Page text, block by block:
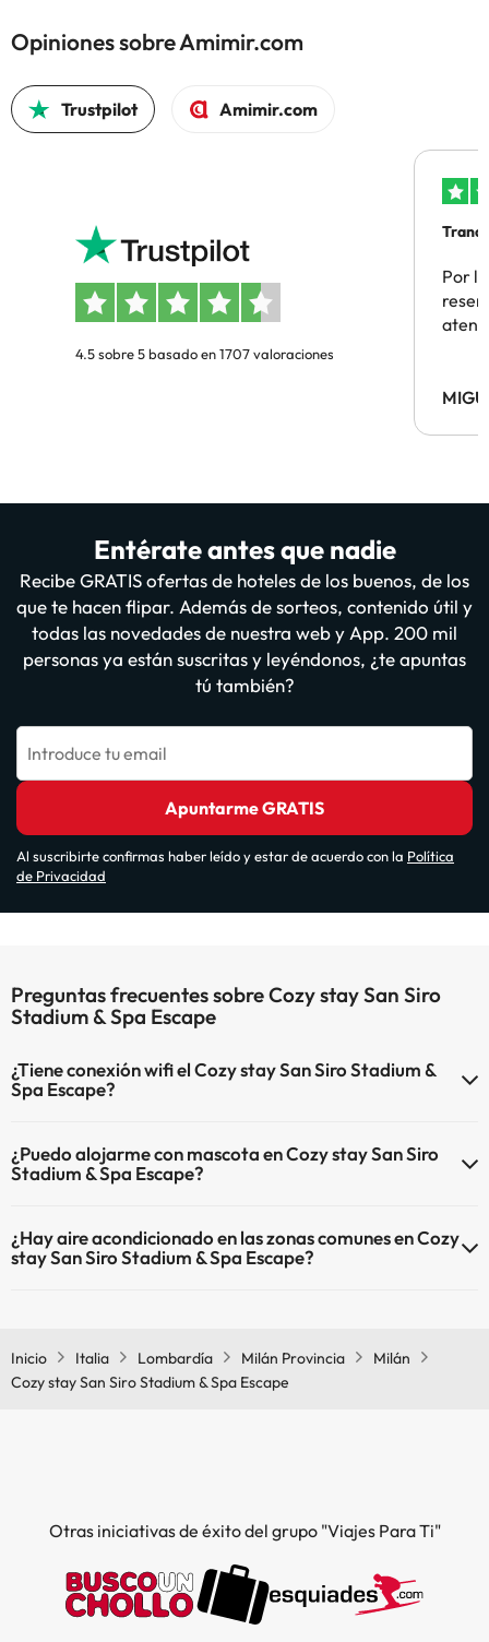
Opiniones sobre Amimir.com
Trustpilot Amimir.com
4.5 sobre 5 basado en 1707 valoraciones
Por
Entérate antes que nadie
Recibe GRATIS ofertas de hoteles de los buenos, de los
que te hacen flipar. Además de sorteos, contenido útil y
todas las novedades de nuestra web y App. 200 mil
personas ya están suscritas y leyéndonos, ¿te apuntas
tú también?
Introduce tu email
Apuntarme GRATIS
Al suscribirte confirmas haber leído y estar de acuerdo con la Política
de Privacidad
Preguntas frecuentes sobre Cozy stay San Siro
Stadium & Spa Escape
¿Tiene conexión wifi el Cozy stay San Siro Stadium &
Spa Escape?
¿Puedo alojarme con mascota en Cozy stay San Siro
Stadium & Spa Escape?
mascotas.
¿Hay aire acondicionado en las zonas comunes en Cozy
stay San Siro Stadium & Spa Escape?
Inicio
Italia Lombardía Milán Provincia
Milán
Cozy stay San Siro Stadium & Spa Escape
Otras iniciativas de éxito del grupo "Viajes Para Ti"